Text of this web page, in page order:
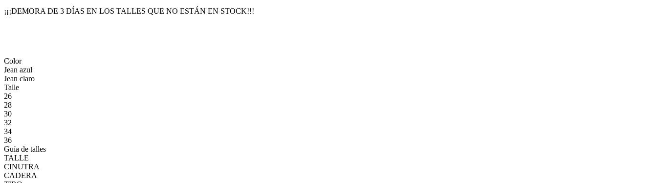
¡¡¡DEMORA DE 3 DÍAS EN LOS TALLES QUE NO ESTÁN EN STOCK!!!
Color
Jean azul
Jean claro
Talle
26
28
30
32
34
36
Guía de talles
TALLE
CINUTRA
CADERA